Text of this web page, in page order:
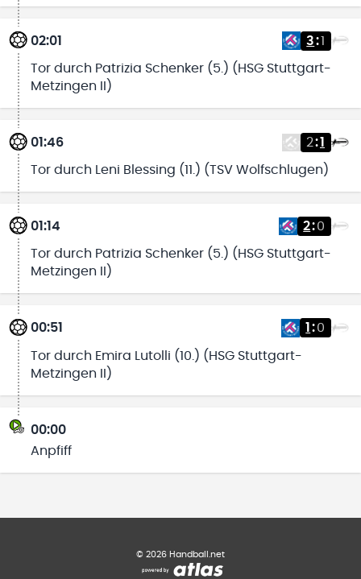
02:01 3:1
Tor durch Patrizia Schenker (5.) (HSG Stuttgart-
Metzingen II)
01:46 2:1
Tor durch Leni Blessing (11.) (TSV Wolfschlugen)
01:14 2:0
Tor durch Patrizia Schenker (5.) (HSG Stuttgart-
Metzingen II)
00:51 1 :0
Tor durch Emira Lutolli (10.) (HSG Stuttgart-
Metzingen II)
00:00
Anpfiff
© 2026 Handball.net